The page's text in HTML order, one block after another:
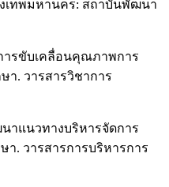
เทพมหานคร: สถาบันพัฒนา
ารขับเคลื่อนคุณภาพการ
า. วารสารวิชาการ
าแนวทางบริหารจัดการ
. วารสารการบริหารการ